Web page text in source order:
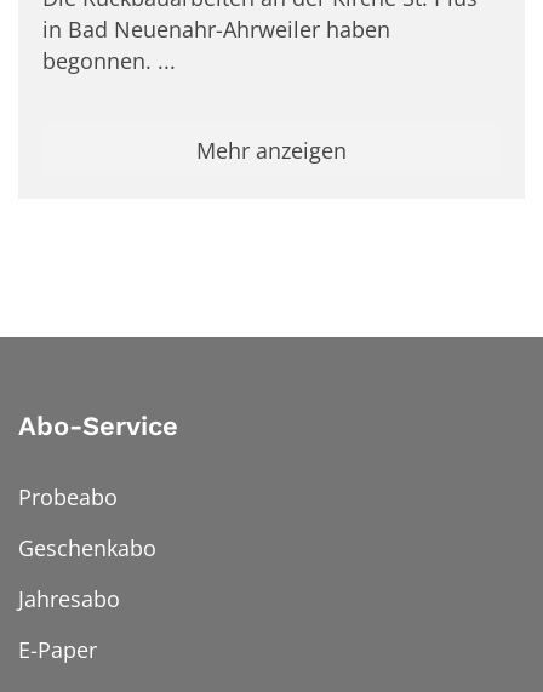
in Bad Neuenahr-Ahrweiler haben
begonnen. ...
Mehr anzeigen
Abo-Service
Probeabo
Geschenkabo
Jahresabo
E-Paper